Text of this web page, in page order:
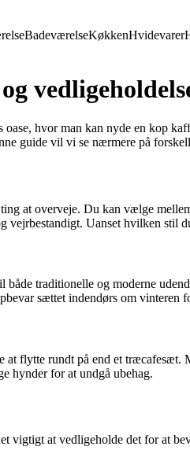
BadeværelseKøkkenHvidevarer
hvor man kan nyde en kop
guide vil vi se nærmere på
at overveje. Du kan vælge
vejrbestandigt. Uanset hvilken stil
traditionelle og moderne
sættet indendørs om vinteren
flytte rundt på end et
hynder for at undgå ubehag.
vigtigt at vedligeholde det for at